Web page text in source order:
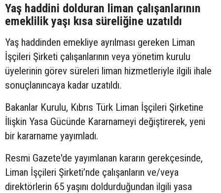
Yaş haddini dolduran liman çalışanlarının
emeklilik yaşı kısa süreliğine uzatıldı
Yaş haddinden emekliye ayrılması gereken Liman
İşçileri Şirketi çalışanlarının veya yönetim kurulu
üyelerinin görev süreleri liman hizmetleriyle ilgili ihale
sonuçlanıncaya kadar uzatıldı.
Bakanlar Kurulu, Kıbrıs Türk Liman İşçileri Şirketine
İlişkin Yasa Gücünde Kararnameyi değiştirerek, yeni
bir kararname yayımladı.
Resmi Gazete'de yayımlanan kararın gerekçesinde,
Liman İşçileri Şirketi’nde çalışanların ve/veya
direktörlerin 65 yaşını doldurduğundan ilgili yasa